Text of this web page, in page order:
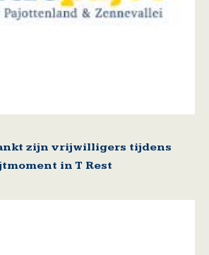
zijn vrijwilligers tijdens
in T Rest